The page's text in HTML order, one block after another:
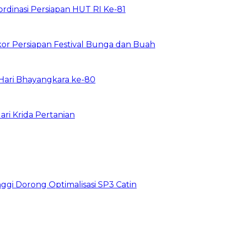
Persiapan HUT RI Ke-81
Persiapan Festival Bunga dan Buah
Bhayangkara ke-80
Krida Pertanian
Dorong Optimalisasi SP3 Catin